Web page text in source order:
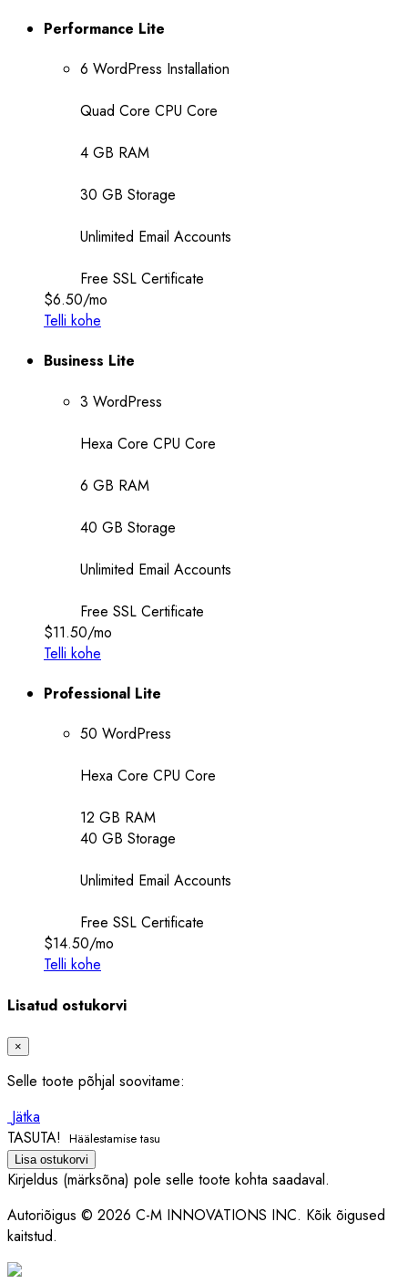
Performance Lite
6 WordPress Installation
Quad Core CPU Core
4 GB RAM
30 GB Storage
Unlimited Email Accounts
Free SSL Certificate
$6.50/mo
Telli kohe
Business Lite
3 WordPress
Hexa Core CPU Core
6 GB RAM
40 GB Storage
Unlimited Email Accounts
Free SSL Certificate
$11.50/mo
Telli kohe
Professional Lite
50 WordPress
Hexa Core CPU Core
12 GB RAM
40 GB Storage
Unlimited Email Accounts
Free SSL Certificate
$14.50/mo
Telli kohe
Lisatud ostukorvi
×
Selle toote põhjal soovitame:
Jätka
TASUTA! Häälestamise tasu
Lisa ostukorvi
Kirjeldus (märksõna) pole selle toote kohta saadaval.
Autoriõigus © 2026 C-M INNOVATIONS INC. Kõik õigused
kaitstud.